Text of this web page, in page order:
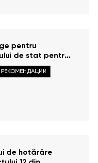
pentru
de stat pentru
de referință
Poporului)
de hotărâre